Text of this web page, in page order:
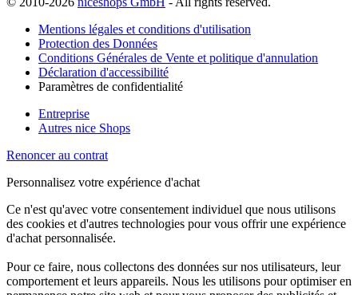
Mentions légales et conditions d'utilisation
Protection des Données
Conditions Générales de Vente et politique d'annulation
Déclaration d'accessibilité
Paramètres de confidentialité
Entreprise
Autres nice Shops
Renoncer au contrat
Personnalisez votre expérience d'achat
Ce n'est qu'avec votre consentement individuel que nous utilisons
des cookies et d'autres technologies pour vous offrir une expérience
d'achat personnalisée.
Pour ce faire, nous collectons des données sur nos utilisateurs, leur
comportement et leurs appareils. Nous les utilisons pour optimiser en